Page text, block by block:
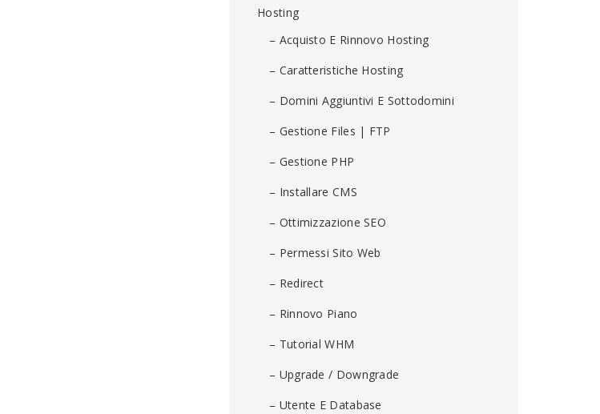
Hosting
– Acquisto E Rinnovo Hosting
– Caratteristiche Hosting
– Domini Aggiuntivi E Sottodomini
– Gestione Files | FTP
– Gestione PHP
– Installare CMS
– Ottimizzazione SEO
– Permessi Sito Web
– Redirect
– Rinnovo Piano
– Tutorial WHM
– Upgrade / Downgrade
– Utente E Database